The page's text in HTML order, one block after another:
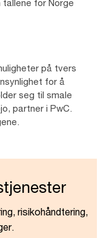
tallene for Norge
på tvers
for å
seg til smale
partner i PwC.
risikohåndtering,